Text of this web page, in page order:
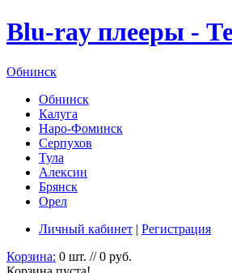
Blu-ray плееры -
Обнинск
Обнинск
Калуга
Наро-Фоминск
Серпухов
Тула
Алексин
Брянск
Орел
Личный кабинет | Регистрация
Корзина: 0 шт. // 0 руб.